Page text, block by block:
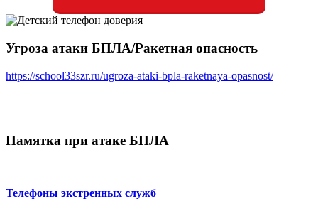
Угроза атаки БПЛА/Ракетная опасность
https://school33szr.ru/ugroza-ataki-bpla-raketnaya-opasnost/
Памятка при атаке БПЛА
Телефоны экстренных служб